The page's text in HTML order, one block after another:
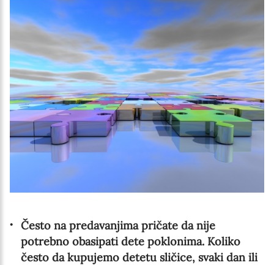
Često na predavanjima pričate da nije
potrebno obasipati dete poklonima. Koliko
često da kupujemo detetu sličice, svaki dan ili